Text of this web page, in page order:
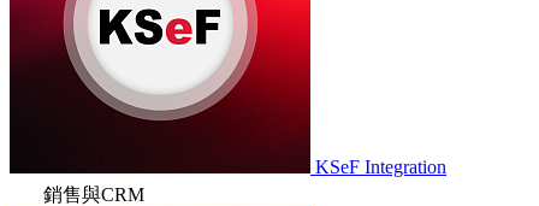
KSeF Integration
銷售與CRM